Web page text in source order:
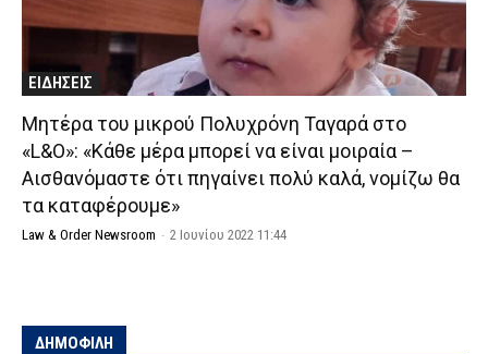
ΕΙΔΗΣΕΙΣ
Μητέρα του μικρού Πολυχρόνη Ταγαρά στο
«L&O»: «Κάθε μέρα μπορεί να είναι μοιραία –
Αισθανόμαστε ότι πηγαίνει πολύ καλά, νομίζω θα
τα καταφέρουμε»
Law & Order Newsroom - 2 Ιουνίου 2022 11:44
ΔΗΜΟΦΙΛΗ